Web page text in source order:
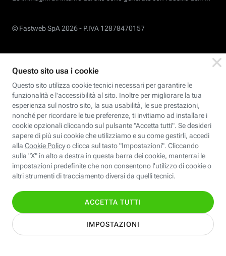
© Fastweb SpA 2026 - P.IVA 12878470157